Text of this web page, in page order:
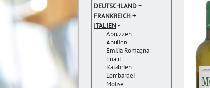
DEUTSCHLAND+
FRANKREICH+
ITALIEN -
Abruzzen
Apulien
Emilia Romagna
Friaul
Kalabrien
Lombardei
Molise